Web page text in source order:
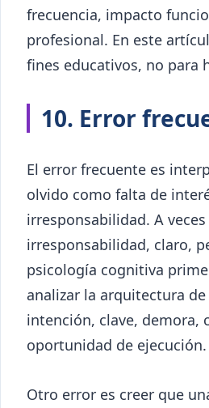
frecuencia, impacto
profesional. En este
fines educativos, no para
10. Error
El error frecuente es
olvido como falta de
irresponsabilidad. A
irresponsabilidad, claro,
psicología cognitiva
analizar la arquitectura
intención, clave, demora,
oportunidad de ejecución.
Otro error es creer que